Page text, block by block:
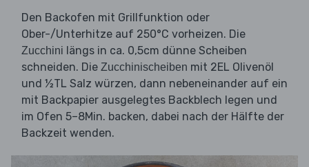
Den Backofen mit Grillfunktion oder
Ober-/Unterhitze auf 250°C vorheizen. Die
Zucchini längs in ca. 0,5cm dünne Scheiben
schneiden. Die Zucchinischeiben mit 2EL Olivenöl
und ½TL Salz würzen, dann nebeneinander auf ein
mit Backpapier ausgelegtes Backblech legen und
im Ofen 5–8Min. backen, dabei nach der Hälfte der
Backzeit wenden.